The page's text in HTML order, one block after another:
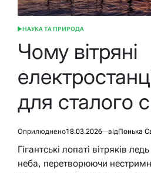
ОПУБЛІКУВАТИ
НАУКА ТА ПРИРОДА
Чому вітряні
для сталого
Оприлюднено18.03.2026 відПонька
Гігантські лопаті вітряків
неба, перетворюючи